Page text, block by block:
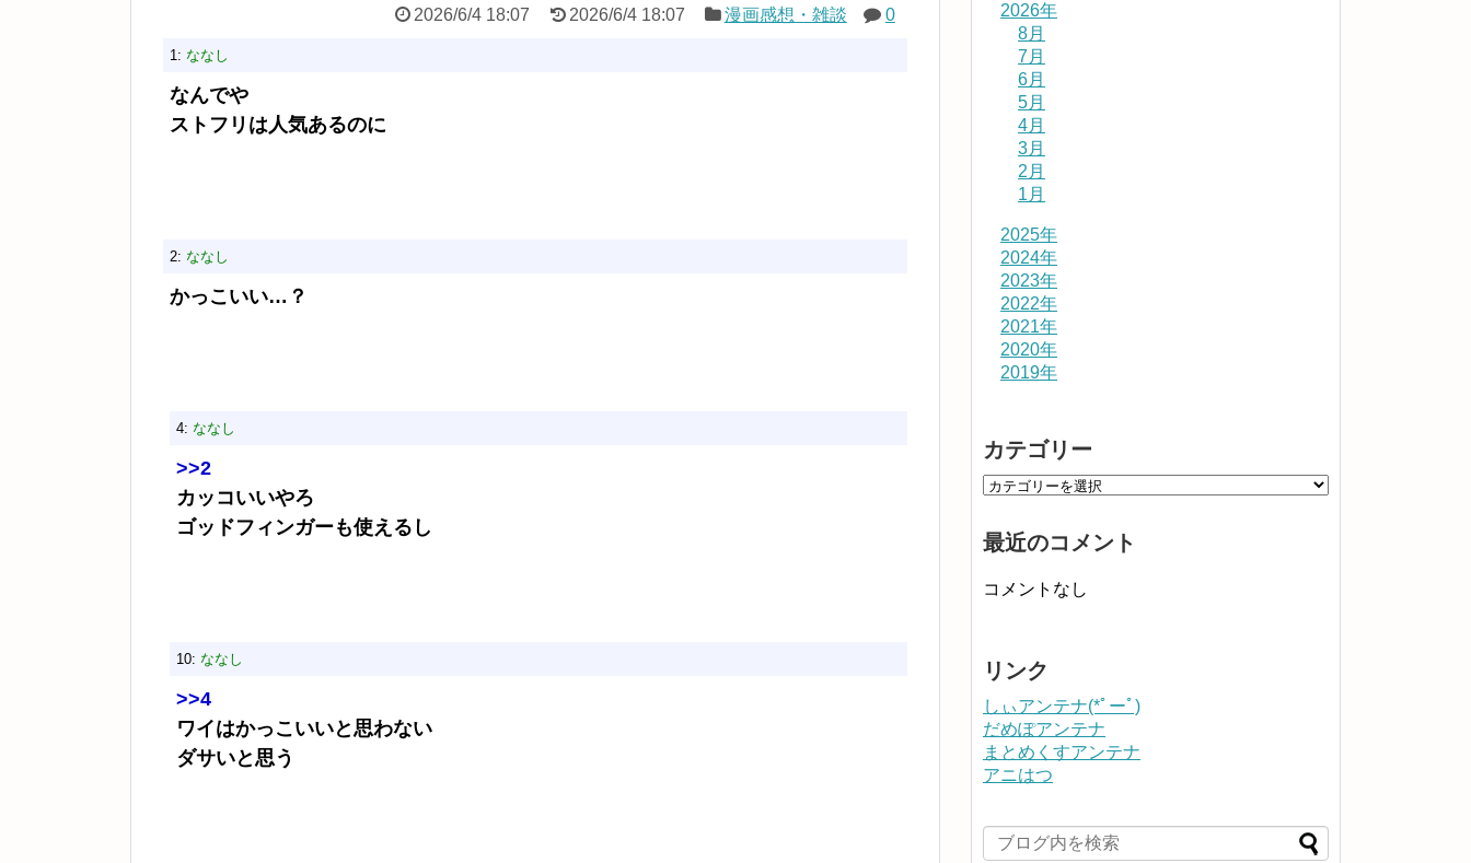
2026/6/4 18:07 2026/6/4 18:07 漫画感想・雑談 0
1: ななし
なんでや
ストフリは人気あるのに
2: ななし
かっこいい…？
4: ななし
>>2
カッコいいやろ
ゴッドフィンガーも使えるし
10: ななし
>>4
ワイはかっこいいと思わない
ダサいと思う
2026年
8月
7月
6月
5月
4月
3月
2月
1月
2025年
2024年
2023年
2022年
2021年
2020年
2019年
カテゴリー
最近のコメント
コメントなし
リンク
しぃアンテナ(*ﾟーﾟ)
だめぽアンテナ
まとめくすアンテナ
アニはつ